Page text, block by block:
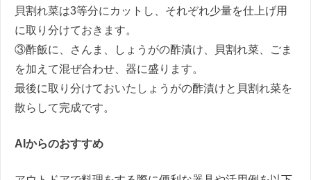
貝割れ菜は3等分にカットし、それぞれ少量を仕上げ用
に取り分けておきます。
③酢飯に、さんま、しょうがの酢漬け、貝割れ菜、ごま
を加えて混ぜ合わせ、器に盛ります。
最後に取り分けておいたしょうがの酢漬けと貝割れ菜を
散らして完成です。
AIからのおすすめ